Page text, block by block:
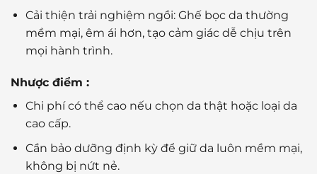
Cải thiện trải nghiệm ngồi: Ghế bọc da thường
mềm mại, êm ái hơn, tạo cảm giác dễ chịu trên
mọi hành trình.
Nhược điểm :
Chi phí có thể cao nếu chọn da thật hoặc loại da
cao cấp.
Cần bảo dưỡng định kỳ để giữ da luôn mềm mại,
không bị nứt nẻ.